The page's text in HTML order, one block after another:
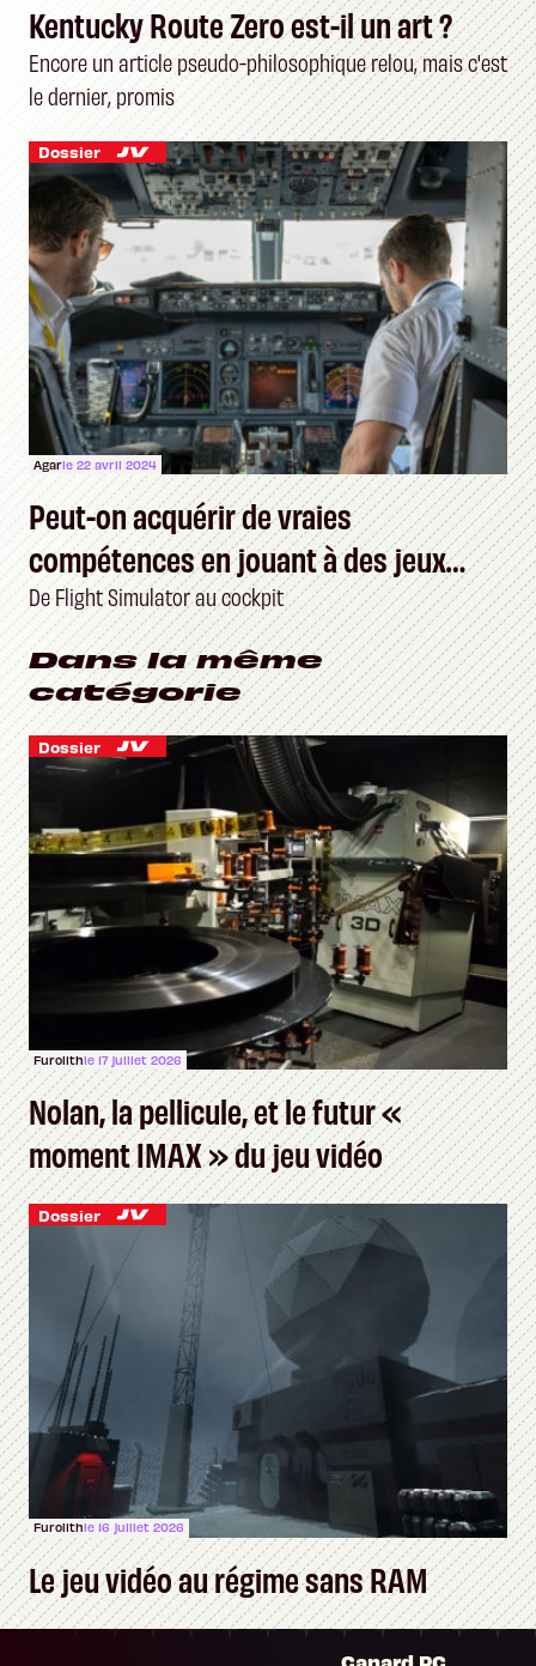
Kentucky Route Zero est-il un art ?
Encore un article pseudo-philosophique relou, mais c'est
le dernier, promis
Dossier
Agarle 22 avril 2024
Peut-on acquérir de vraies
compétences en jouant à des jeux
vidéo ?
De Flight Simulator au cockpit
Dans la même
catégorie
Dossier
Furolithle 17 juillet 2026
Nolan, la pellicule, et le futur «
moment IMAX » du jeu vidéo
Dossier
Furolithle 16 juillet 2026
Le jeu vidéo au régime sans RAM
Canard PC